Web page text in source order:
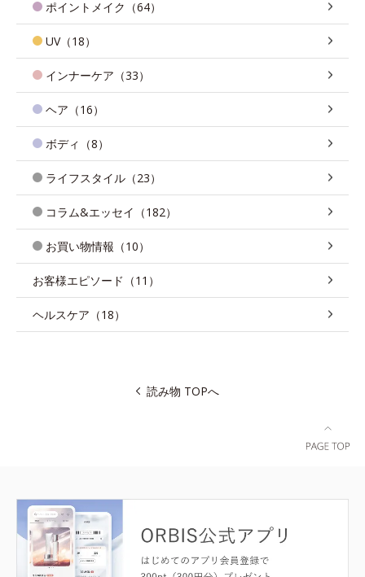
ポイントメイク（64）
UV（18）
インナーケア（33）
ヘア（16）
ボディ（8）
ライフスタイル（23）
コラム&エッセイ（182）
お買い物情報（10）
お客様エピソード（11）
ヘルスケア（18）
読み物 TOPへ